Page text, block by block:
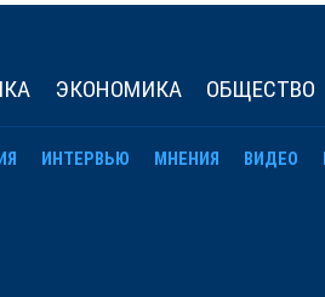
ОБЩЕСТВО
ЭКОНОМИКА
ИНТЕРВЬЮ МНЕНИЯ ВИДЕО